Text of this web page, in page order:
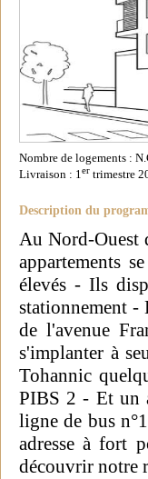
Nombre de logements :
Livraison : 1er trimestre
Description du
Au Nord-Ouest
appartements
élevés - Ils
stationnement -
de l'avenue
s'implanter à
Tohannic
PIBS 2 - Et un
ligne de bus
adresse à fort
découvrir notre